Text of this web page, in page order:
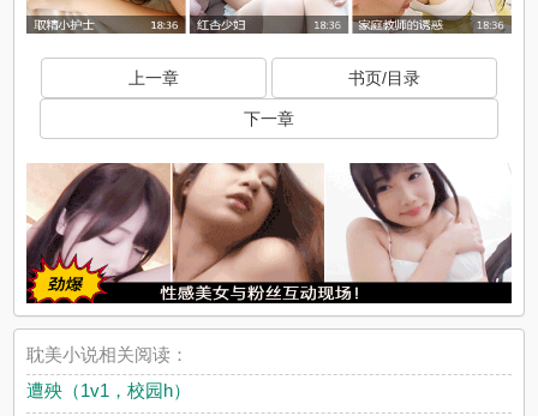
上一章 书页/目录
下一章
耽美小说相关阅读：
遭殃（1v1，校园h）